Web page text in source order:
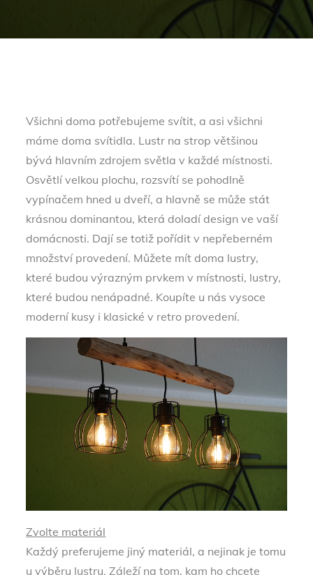
Všichni doma potřebujeme svítit, a asi všichni
máme doma svítidla. Lustr na strop většinou
bývá hlavním zdrojem světla v každé místnosti.
Osvětlí velkou plochu, rozsvítí se pohodlně
vypínačem hned u dveří, a hlavně se může stát
krásnou dominantou, která doladí design ve vaší
domácnosti. Dají se totiž pořídit v nepřeberném
množství provedení. Můžete mít doma lustry,
které budou výrazným prvkem v místnosti, lustry,
které budou nenápadné. Koupíte u nás vysoce
moderní kusy i klasické v retro provedení.
Zvolte materiál
Každý preferujeme jiný materiál, a nejinak je tomu
u výběru lustru. Záleží na tom, kam ho chcete